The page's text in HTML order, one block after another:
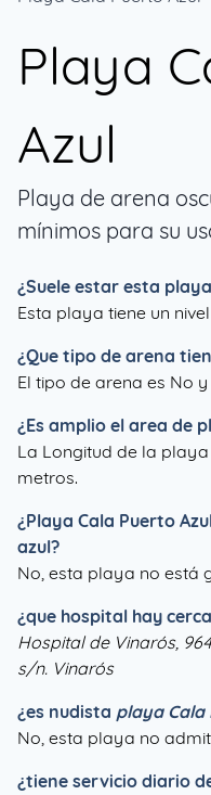
Playa
Azul
Playa de arena
mínimos para su
¿Suele estar esta
Esta playa tiene un
¿Que tipo de arena
El tipo de arena es No
¿Es amplio el area de
La Longitud de la playa
metros.
¿Playa Cala Puerto
azul?
No, esta playa no está
¿que hospital hay
Hospital de Vinarós,
s/n. Vinarós
¿es nudista playa Cala
No, esta playa no
¿tiene servicio diario